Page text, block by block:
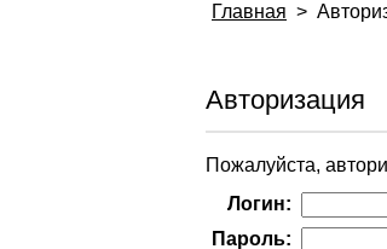
Главная >
Авторизация
Пожалуйста,
Логин:
Пароль: